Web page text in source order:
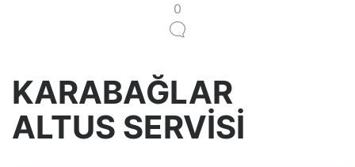
0
KARABAĞLAR
ALTUS SERVİSİ